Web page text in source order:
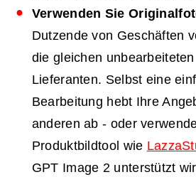
Verwenden Sie
Dutzende von Geschäften
die gleichen
Lieferanten. Selbst eine
Bearbeitung hebt Ihre
anderen ab - oder
Produktbildtool wie
GPT Image 2 unterstützt